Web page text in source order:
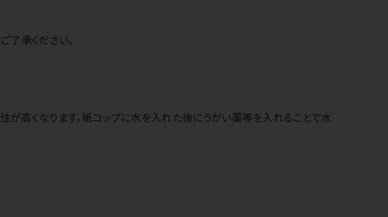
了承ください。
高くなります。紙コップに水を入れた後にうがい薬等を入れることで水